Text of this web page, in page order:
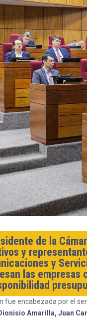
de la
y
y
las
fue encabezada por el
Amarilla, Juan